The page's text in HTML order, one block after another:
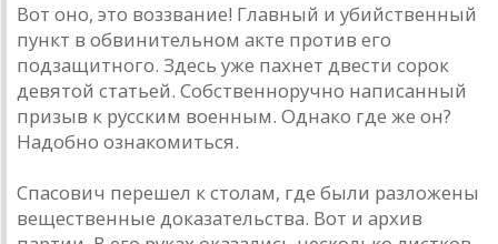
Вот оно, это воззвание! Главный и убийственный
пункт в обвинительном акте против его
подзащитного. Здесь уже пахнет двести сорок
девятой статьей. Собственноручно написанный
призыв к русским военным. Однако где же он?
Надобно ознакомиться.
Спасович перешел к столам, где были разложены
вещественные доказательства. Вот и архив